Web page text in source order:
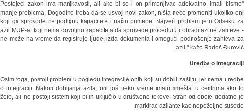
"Postojeći zakon ima manjkavosti, ali ako bi se i on primenjivao adekvatno, imali bismo
manje problema. Dogodine treba da se usvoji novi zakon, ništa neće promeniti ukoliko oni
koji ga sprovode ne podignu kapacitete i način primene. Najveći problem je u Odseku za
azil MUP-a, koji nema dovoljno kapaciteta da sprovede proceduru i obradi azilne zahteve -
ne može na vreme da registruje ljude, izda dokumenta i omogući podnošenje zahteva za
azil " kaže Radoš Đurović.
Uredba o integraciji
Osim toga, postoji problem u pogledu integracije onih koji su dobili zaštitu, jer nema uredbe
o integraciji. Nakon dobijanja azila, oni još neko vreme imaju smeštaj u centrima ako to
žele, ali ne postoji sistem koji bi ih uključio u društvene tokove. Strah od ebole dodatno je
markirao azilante kao nepoželjne susede.